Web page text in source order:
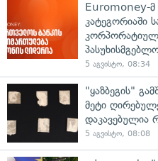
Euromoney-მ
კატეგორიაში
5 აგვისტო, 08:34
"ყაზბეგის"
მეტი
დაკავებულია
5 აგვისტო, 08:08